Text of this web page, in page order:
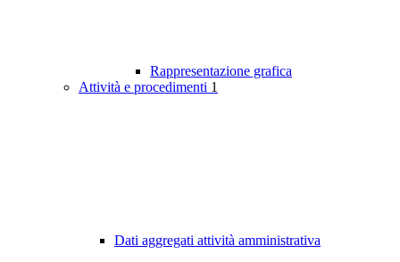
Rappresentazione grafica
Attività e procedimenti 1
Dati aggregati attività amministrativa